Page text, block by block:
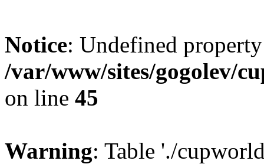
Notice: Undefined
/var/www/sites/gogolev/
on line 45
Warning: Table './